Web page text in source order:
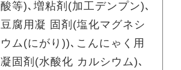
酸等)､増粘剤(加工デンプン)､
豆腐用凝 固剤(塩化マグネシ
ウム(にがり))､こんにゃく用
凝固剤(水酸化 カルシウム)､